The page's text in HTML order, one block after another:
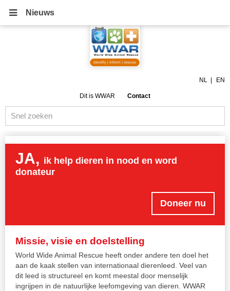
Nieuws
NL EN
Dit is WWAR Contact
JA, ik help dieren in nood en word
donateur
Doneer nu
Missie, visie en doelstelling
World Wide Animal Rescue heeft onder andere ten doel het
aan de kaak stellen van internationaal dierenleed. Veel van
dit leed is structureel en komt meestal door menselijk
ingrijpen in de natuurlijke leefomgeving van dieren. WWAR